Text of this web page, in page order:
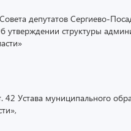
депутатов Сергиево-
структуры
42 Устава муниципального